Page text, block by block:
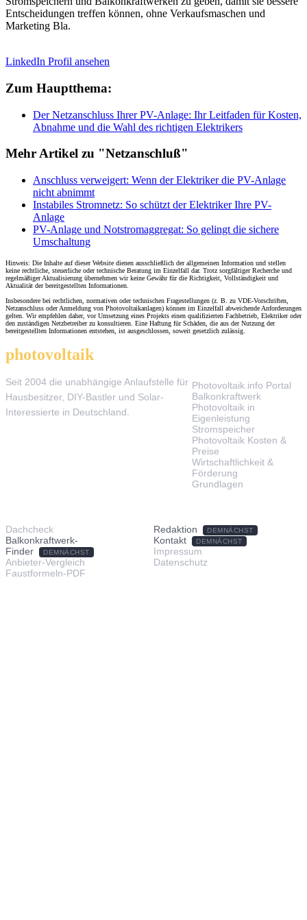
Entscheidungen treffen können, ohne Verkaufsmaschen und
Marketing Bla.
LinkedIn Profil ansehen
Zum Hauptthema:
Der Netzanschluss Ihrer PV-Anlage: Ihr Leitfaden für Kosten,
Abnahme und die Wahl des richtigen Elektrikers
Mehr Artikel zu "Netzanschluß"
Anschluss verweigert: Wenn der Elektriker die PV-Anlage
nicht abnimmt
Instabiles Stromnetz: So schützt der Elektriker Ihre PV-
Anlage
PV-Anlage und Notstromaggregat: So gelingt die sichere
Umschaltung
Hinweis: Die Inhalte auf dieser Website dienen ausschließlich der allgemeinen Information und stellen
keine rechtliche, steuerliche oder technische Beratung im Einzelfall dar. Trotz sorgfältiger Recherche und
regelmäßiger Aktualisierung übernehmen wir keine Gewähr für die Richtigkeit, Vollständigkeit und
Aktualität der bereitgestellten Informationen.
Insbesondere bei rechtlichen, normativen oder technischen Fragestellungen (z. B. zu VDE-Vorschriften,
Netzanschluss oder Anmeldung von Photovoltaikanlagen) können im Einzelfall abweichende Anforderungen
gelten. Wir empfehlen daher, vor Umsetzung eines Projekts einen qualifizierten Fachbetrieb, Elektriker oder
den zuständigen Netzbetreiber zu konsultieren. Eine Haftung für Schäden, die aus der Nutzung der
bereitgestellten Informationen entstehen, ist ausgeschlossen, soweit gesetzlich zulässig.
photovoltaik
Seit 2004 die unabhängige Anlaufstelle für
Hausbesitzer, DIY-Bastler und Solar-
Interessierte in Deutschland.
Photovoltaik.info Portal
Balkonkraftwerk
Photovoltaik in
Eigenleistung
Stromspeicher
Photovoltaik Kosten &
Preise
Wirtschaftlichkeit &
Förderung
Grundlagen
Dachcheck
Balkonkraftwerk-
Finder
DEMNÄCHST
Anbieter-Vergleich
Faustformeln-PDF
Redaktion DEMNÄCHST
Kontakt DEMNÄCHST
Impressum
Datenschutz